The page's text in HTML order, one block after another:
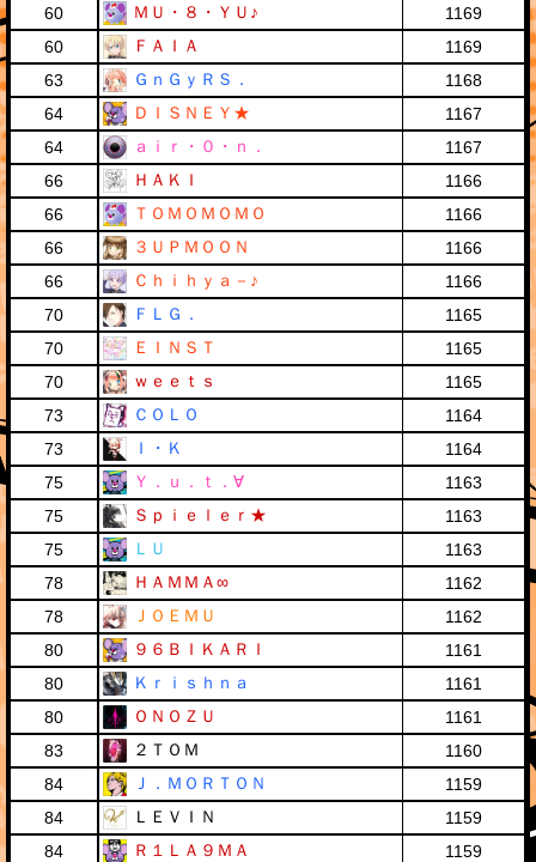
60
ＭＵ・８・ＹＵ♪
1169
60
ＦＡＩＡ
1169
63
ＧｎＧｙＲＳ．
1168
64
ＤＩＳＮＥＹ★
1167
64
ａｉｒ・０・ｎ．
1167
66
ＨＡＫＩ
1166
66
ＴＯＭＯＭＯＭＯ
1166
66
３ＵＰＭＯＯＮ
1166
66
Ｃｈｉｈｙａ－♪
1166
70
ＦＬＧ．
1165
70
ＥＩＮＳＴ
1165
70
ｗｅｅｔｓ
1165
73
ＣＯＬＯ
1164
73
Ｉ・Ｋ
1164
75
Ｙ．ｕ．ｔ．∀
1163
75
Ｓｐｉｅｌｅｒ★
1163
75
ＬＵ
1163
78
ＨＡＭＭＡ∞
1162
78
ＪＯＥＭＵ
1162
80
９６ＢＩＫＡＲＩ
1161
80
Ｋｒｉｓｈｎａ
1161
80
ＯＮＯＺＵ
1161
83
２ＴＯＭ
1160
84
Ｊ．ＭＯＲＴＯＮ
1159
84
ＬＥＶＩＮ
1159
84
Ｒ１ＬＡ９ＭＡ
1159